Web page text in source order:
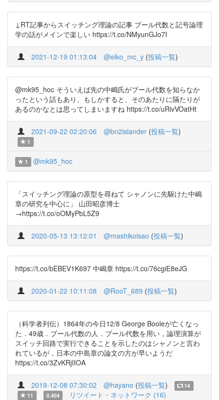
↓RT記事からスイッチング理論の記事 ブール代数と記号論理
学の話がメインで楽しい https://t.co/NMyunGJo7I
2021-12-19 01:13:04 @eiko_mc_y (投稿一覧)
@mk95_hoc そういえば先の中嶋氏がブール代数を知らなか
ったという話もあり、もしかすると、そのあたりに隔たりが
あるのかなとは思ってしまいますね https://t.co/uRivVOatHt
2021-09-22 02:20:06 @bn2islander (投稿一覧)
1
1 @mk95_hoc
「スイッチング理論の原型を尋ねて シャノンに先駆けた中嶋
章の研究を中心に」 山田昭彦博士
→https://t.co/oOMyPbL5Z9
2020-05-13 13:12:01 @mashikoisao (投稿一覧)
https://t.co/bEBEV1K697 中嶋章 https://t.co/76cgiE8eJG
2020-01-22 10:11:08 @RooT_689 (投稿一覧)
（科学者列伝）1864年の今日12/8 George Booleが亡くなっ
た．49歳．ブール代数の人．ブール代数を用い，論理演算が
スイッチ回路で実行できることを示したのはシャノンと言わ
れているが，日本の中島章の論文の方が早いようだ
https://t.co/3ZvKRjIIOA
2019-12-08 07:30:02 @hayano (投稿一覧)
14
11
0.404 リツイート・ネットワーク (16)